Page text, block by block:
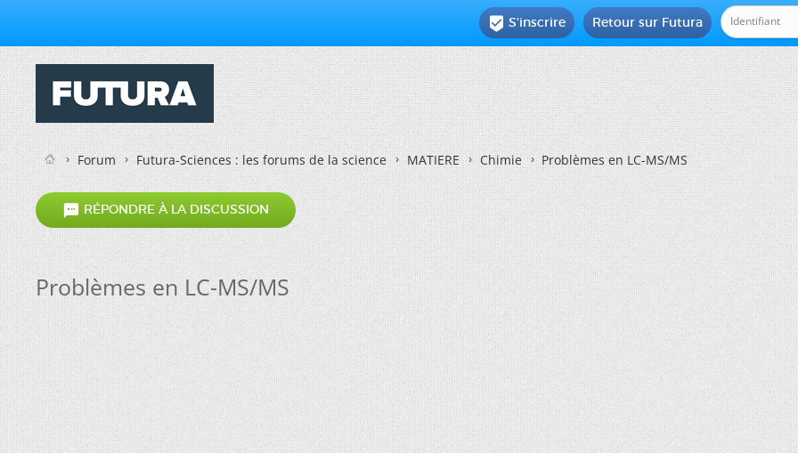
Retour sur Futura
 S'inscrire
Forum Futura-Sciences : les forums de la science MATIERE Chimie Problèmes en LC-MS/MS
 RÉPONDRE À LA DISCUSSION
Problèmes en LC-MS/MS